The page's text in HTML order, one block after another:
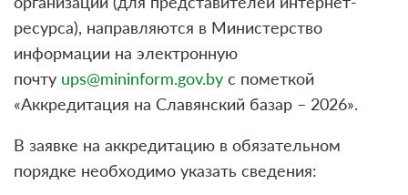
ресурса), направляются в Министерство
информации на электронную
почту ups@mininform.gov.by с пометкой
«Аккредитация на Славянский базар – 2026».
В заявке на аккредитацию в обязательном
порядке необходимо указать сведения: